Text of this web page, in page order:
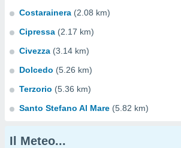
Costarainera (2.08 km)
Cipressa (2.17 km)
Civezza (3.14 km)
Dolcedo (5.26 km)
Terzorio (5.36 km)
Santo Stefano Al Mare (5.82 km)
Il Meteo...